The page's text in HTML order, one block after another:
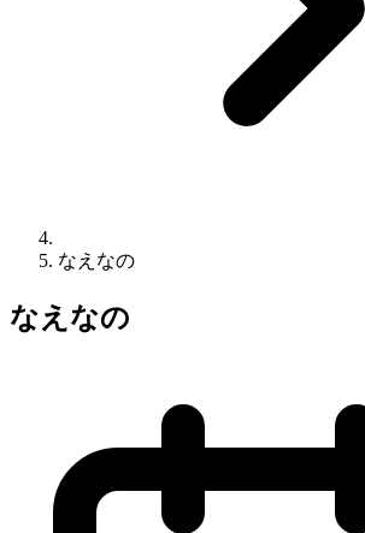
なえなの
なえなの